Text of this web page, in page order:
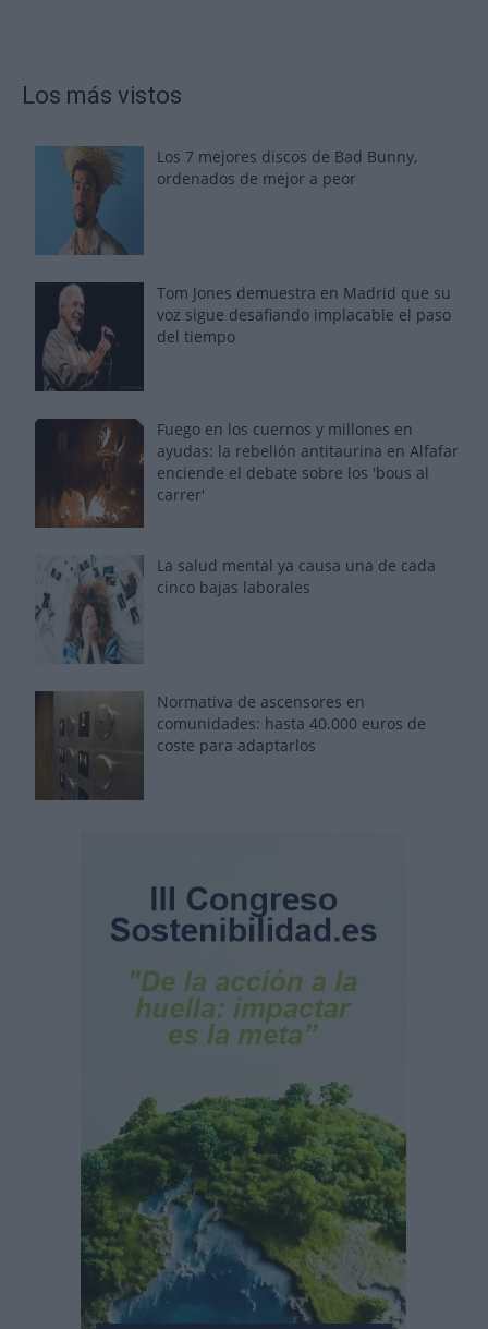
Los más vistos
Los 7 mejores discos de Bad Bunny,
ordenados de mejor a peor
Tom Jones demuestra en Madrid que su
voz sigue desafiando implacable el paso
del tiempo
Fuego en los cuernos y millones en
ayudas: la rebelión antitaurina en Alfafar
enciende el debate sobre los 'bous al
carrer'
La salud mental ya causa una de cada
cinco bajas laborales
Normativa de ascensores en
comunidades: hasta 40.000 euros de
coste para adaptarlos